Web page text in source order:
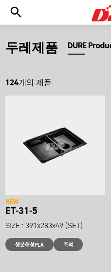
두레제품 DURE
124개의 제품
NEW
ET-31-5
SIZE : 391x283x49 (SET)
생분해성PLA 즉석